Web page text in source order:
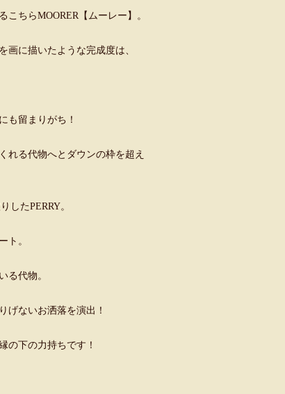
ちらMOORER【ムーレー】。
に描いたような完成度は、
も留まりがち！
れる代物へとダウンの枠を超え
したPERRY。
ト。
る代物。
げないお洒落を演出！
の下の力持ちです！